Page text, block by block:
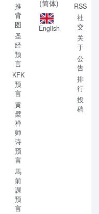
推
背
图
圣
经
预
言
KFK
预
言
黄
檗
禅
师
诗
预
言
馬
前
課
预
言
(简体)
English
RSS
社
交
关
于
公
告
排
行
投
稿